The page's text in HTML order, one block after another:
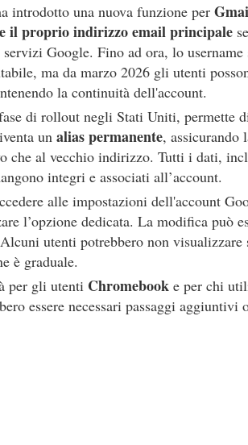
introdotto una nuova funzione per
il proprio indirizzo email principale
Google. Fino ad ora, lo username
ma da marzo 2026 gli utenti
la continuità dell'account.
di rollout negli Stati Uniti, permette
un alias permanente, assicurando
che al vecchio indirizzo. Tutti i dati,
integri e associati all’account.
alle impostazioni dell'account
l’opzione dedicata. La modifica può
utenti potrebbero non visualizzare
è graduale.
per gli utenti Chromebook e per chi
essere necessari passaggi aggiuntivi